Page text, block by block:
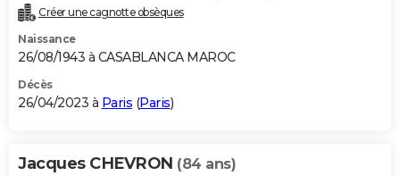
Créer une cagnotte obsèques
Naissance
26/08/1943 à CASABLANCA MAROC
Décès
26/04/2023 à Paris (Paris)
Jacques CHEVRON (84 ans)